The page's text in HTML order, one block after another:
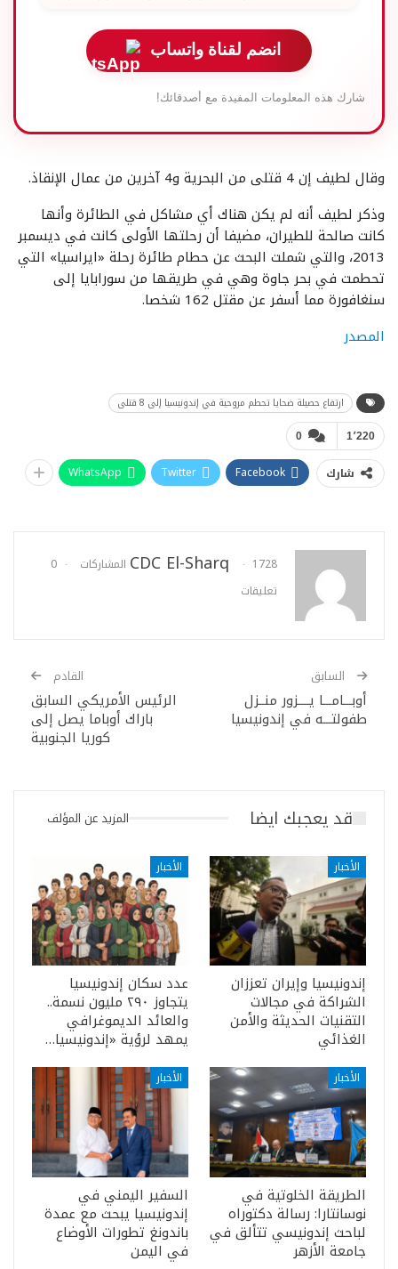
انضم لقناة واتساب
شارك هذه المعلومات المفيدة مع أصدقائك!
وقال لطيف إن 4 قتلى من البحرية و4 آخرين من عمال الإنقاذ.
وذكر لطيف أنه لم يكن هناك أي مشاكل في الطائرة وأنها
كانت صالحة للطيران، مضيفا أن رحلتها الأولى كانت في ديسمبر
2013، والتي شملت البحث عن حطام طائرة رحلة «ايراسيا» التي
تحطمت في بحر جاوة وهي في طريقها من سورابايا إلى
سنغافورة مما أسفر عن مقتل 162 شخصا.
المصدر
ارتفاع حصيلة ضحايا تحطم مروحية في إندونيسيا إلى 8 قتلى
0 1٬220
شارك Facebook
Twitter
WhatsApp
CDC El-Sharq 1728 المشاركات
0
تعليقات
السابق
أوبـــامـــا يــــزور منــزل
طفولتـــه في إندونيسيا
القادم
الرئيس الأمريكي السابق
باراك أوباما يصل إلى
كوريا الجنوبية
قد يعجبك ايضا المزيد عن المؤلف
الأخبار
إندونيسيا وإيران تعززان
الشراكة في مجالات
التقنيات الحديثة والأمن
الغذائي
الأخبار
عدد سكان إندونيسيا
يتجاوز ٢٩٠ مليون نسمة..
والعائد الديموغرافي
يمهد لرؤية «إندونيسيا…
الأخبار
الطريقة الخلوتية في
نوسانتارا: رسالة دكتوراه
لباحث إندونيسي تتألق في
جامعة الأزهر
الأخبار
السفير اليمني في
إندونيسيا يبحث مع عمدة
باندونغ تطورات الأوضاع
في اليمن